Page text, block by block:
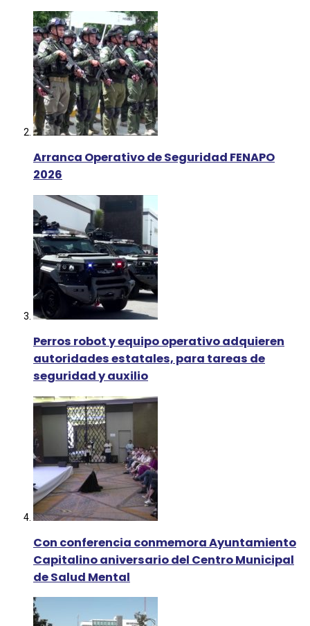
Arranca Operativo de Seguridad FENAPO
2026
Perros robot y equipo operativo adquieren
autoridades estatales, para tareas de
seguridad y auxilio
Con conferencia conmemora Ayuntamiento
Capitalino aniversario del Centro Municipal
de Salud Mental